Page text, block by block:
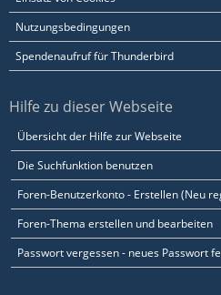
Nutzungsbedingungen
Spendenaufruf für Thunderbird
Hilfe zu dieser Webseite
Übersicht der Hilfe zur Webseite
Die Suchfunktion benutzen
Foren-Benutzerkonto - Erstellen (Neu
Foren-Thema erstellen und bearbeiten
Passwort vergessen - neues Passwort